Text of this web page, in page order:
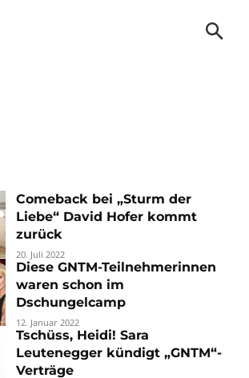
Comeback bei „Sturm der
Liebe“ David Hofer kommt
zurück
20. Juli 2022
Diese GNTM-Teilnehmerinnen
waren schon im
Dschungelcamp
12. Januar 2022
Tschüss, Heidi! Sara
Leutenegger kündigt „GNTM“-
Verträge